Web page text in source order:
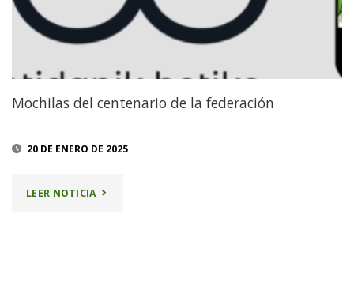
Mochilas del centenario de la federación
20 DE ENERO DE 2025
LEER NOTICIA"MOCHILAS